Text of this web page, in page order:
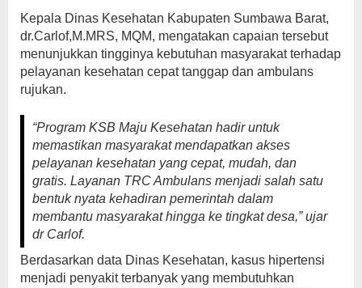
Kepala Dinas Kesehatan Kabupaten Sumbawa Barat,
dr.Carlof,M.MRS, MQM, mengatakan capaian tersebut
menunjukkan tingginya kebutuhan masyarakat terhadap
pelayanan kesehatan cepat tanggap dan ambulans
rujukan.
“Program KSB Maju Kesehatan hadir untuk
memastikan masyarakat mendapatkan akses
pelayanan kesehatan yang cepat, mudah, dan
gratis. Layanan TRC Ambulans menjadi salah satu
bentuk nyata kehadiran pemerintah dalam
membantu masyarakat hingga ke tingkat desa,” ujar
dr Carlof.
Berdasarkan data Dinas Kesehatan, kasus hipertensi
menjadi penyakit terbanyak yang membutuhkan